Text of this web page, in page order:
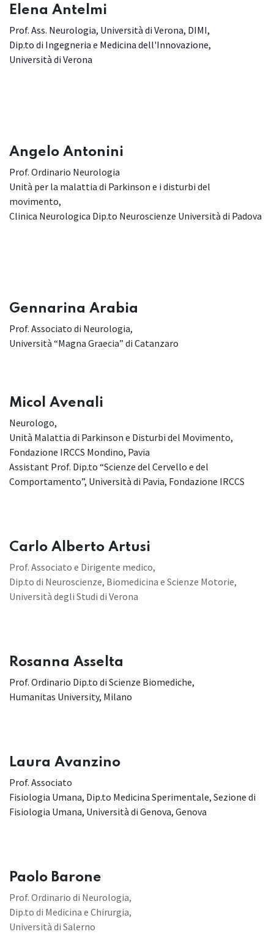
​Elena Antelmi
Prof. Ass. Neurologia, Università di Verona, DIMI,
Dip.to di Ingegneria e Medicina dell'Innovazione,
Università di Verona
Angelo Antonini
Prof. Ordinario Neurologia
Unità per la malattia di Parkinson e i disturbi del
movimento,
Clinica Neurologica Dip.to Neuroscienze Università di Padova
Gennarina Arabia
Prof. Associato di Neurologia,
Università “Magna Graecia” di Catanzaro
Micol Avenali
Neurologo,
Unità Malattia di Parkinson e Disturbi del Movimento,
Fondazione IRCCS Mondino, Pavia
Assistant Prof. Dip.to “Scienze del Cervello e del
Comportamento”, Università di Pavia, Fondazione IRCCS
​Carlo Alberto Artusi
Prof. Associato e Dirigente medico,
Dip.to di Neuroscienze, Biomedicina e Scienze Motorie,
Università degli Studi di Verona
Rosanna Asselta
Prof. Ordinario Dip.to di Scienze Biomediche,
Humanitas University, Milano
Laura Avanzino
Prof. Associato
Fisiologia Umana, Dip.to Medicina Sperimentale, Sezione di
Fisiologia Umana, Università di Genova, Genova
Paolo Barone
Prof. Ordinario di Neurologia,
Dip.to di Medicina e Chirurgia,
Università di Salerno